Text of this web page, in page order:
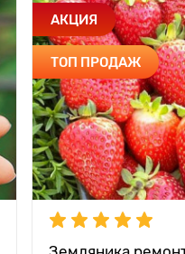
АКЦИЯ
ТОП ПРОДАЖ